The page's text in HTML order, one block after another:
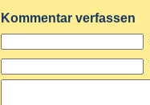
Kommentar verfassen